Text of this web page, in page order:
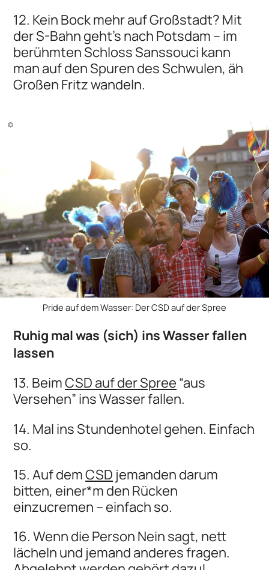
12. Kein Bock mehr auf Großstadt? Mit
der S-Bahn geht's nach Potsdam – im
berühmten Schloss Sanssouci kann
man auf den Spuren des Schwulen, äh
Großen Fritz wandeln.
©
Pride auf dem Wasser: Der CSD auf der Spree
Ruhig mal was (sich) ins Wasser fallen
lassen
13. BeimCSD auf der Spree“aus
Versehen” ins Wasser fallen.
14. Mal ins Stundenhotel gehen. Einfach
so.
15. Auf demCSD jemanden darum
bitten, einer*m den Rücken
einzucremen – einfach so.
16. Wenn die Person Nein sagt, nett
lächeln und jemand anderes fragen.